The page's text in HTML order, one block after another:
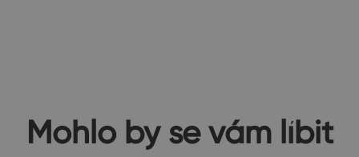
Mohlo by se vám líbit